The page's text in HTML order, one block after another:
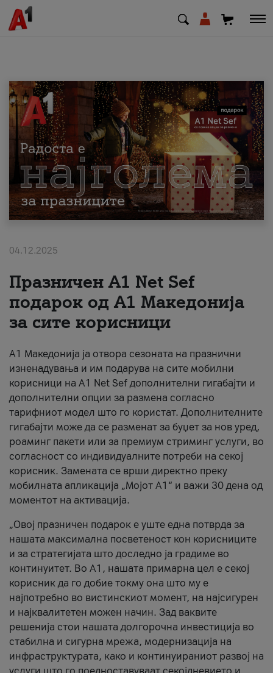
МК EN SQ
Приватни Деловни
Поддршка
Надополни кредит
За нас
#ПодобарОнлајн
04.12.2025
Празничен A1 Net Sеf
подарок од А1 Македонија
за сите корисници
А1 Македонија ја отвора сезоната на празнични
изненадувања и им подарува на сите мобилни
корисници на A1 Net Sef дополнителни гигабајти и
дополнителни опции за размена согласно
тарифниот модел што го користат. Дополнителните
гигабајти може да се разменат за буџет за нов уред,
роаминг пакети или за премиум стриминг услуги, во
согласност со индивидуалните потреби на секој
корисник. Замената се врши директно преку
мобилната апликација „Мојот А1“ и важи 30 дена од
моментот на активација.
„Овој празничен подарок е уште една потврда за
нашата максимална посветеност кон корисниците
и за стратегијата што доследно ја градиме во
континуитет. Во А1, нашата примарна цел е секој
корисник да го добие токму она што му е
најпотребно во вистинскиот момент, на најсигурен
и најквалитетен можен начин. Зад ваквите
решенија стои нашата долгорочна инвестиција во
стабилна и сигурна мрежа, модернизација на
инфраструктурата, како и континуираниот развој на